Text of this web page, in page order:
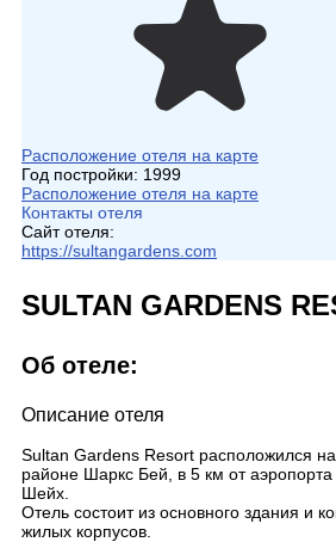
Расположение отеля на карте
Год постройки: 1999
Расположение отеля на карте
Контакты отеля
Сайт отеля:
https://sultangardens.com
SULTAN GARDENS
Об отеле:
Описание отеля
Sultan Gardens Resort расположился
районе Шаркс Бей, в 5 км от
Шейх.
Отель состоит из основного здания и
жилых корпусов.